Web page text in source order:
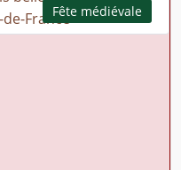
Fête médiévale